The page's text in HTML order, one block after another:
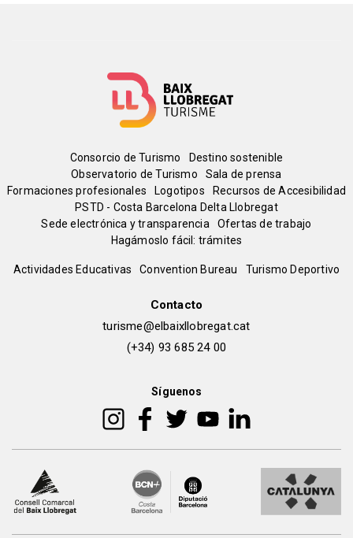
Menú
del
pie
Consorcio de Turismo
Destino sostenible
Observatorio de Turismo
Sala de prensa
Formaciones profesionales
Logotipos
Recursos de Accesibilidad
PSTD - Costa Barcelona Delta Llobregat
Sede electrónica y transparencia
Ofertas de trabajo
Hagámoslo fácil: trámites
Peu
Actividades Educativas Convention Bureau Turismo Deportivo
Contacto
turisme@elbaixllobregat.cat
(+34) 93 685 24 00
Síguenos